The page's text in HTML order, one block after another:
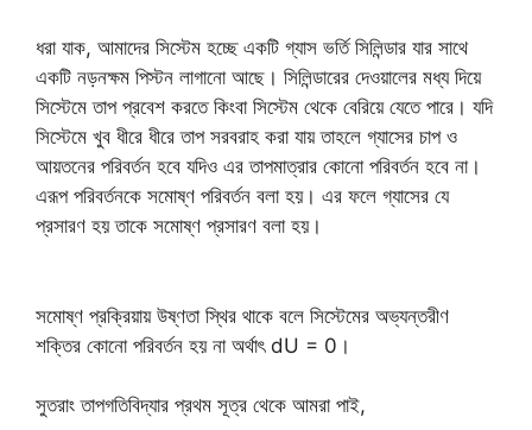
ধরা যাক, আমাদের সিস্টেম হচ্ছে একটি গ্যাস ভর্তি সিলিন্ডার যার সাথে
একটি নড়নক্ষম পিস্টন লাগানো আছে। সিলিন্ডারের দেওয়ালের মধ্য দিয়ে
সিস্টেমে তাপ প্রবেশ করতে কিংবা সিস্টেম থেকে বেরিয়ে যেতে পারে। যদি
সিস্টেমে খুব ধীরে ধীরে তাপ সরবরাহ করা যায় তাহলে গ্যাসের চাপ ও
আয়তনের পরিবর্তন হবে যদিও এর তাপমাত্রার কোনো পরিবর্তন হবে না।
এরূপ পরিবর্তনকে সমোষ্ণ পরিবর্তন বলা হয়। এর ফলে গ্যাসের যে
প্রসারণ হয় তাকে সমোষ্ণ প্রসারণ বলা হয়।
সমোষ্ণ প্রক্রিয়ায় উষ্ণতা স্থির থাকে বলে সিস্টেমের অভ্যন্তরীণ
শক্তির কোনো পরিবর্তন হয় না অর্থাৎ dU = 0।
সুতরাং তাপগতিবিদ্যার প্রথম সূত্র থেকে আমরা পাই,